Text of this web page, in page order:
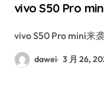
vivo S50 Pro
vivo S50 Pro mini来
dawei 3 月 26,